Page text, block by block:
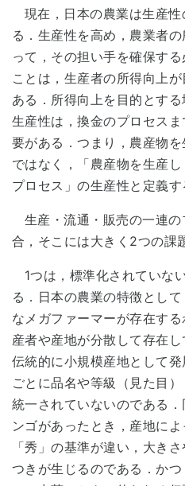
現在，日本の農業は生産
る．生産性を高め，農業者
って，その担い手を確保す
ことは，生産者の所得向上
ある．所得向上を目的とす
生産性は，換金のプロセス
要がある．つまり，農産物
ではなく，「農産物を生産
プロセス」の生産性と定義す
生産・流通・販売の一連
合，そこには大きく2つの課
1つは，標準化されていな
る．日本の農業の特徴とし
なメガファーマーが存在す
産者や産地が分散して存在
伝統的に小規模産地として
ごとに品名や等級（見た目
統一されていないのである
ンゴがあったとき，産地に
「秀」の基準が違い，大き
つきが生じるのである．か